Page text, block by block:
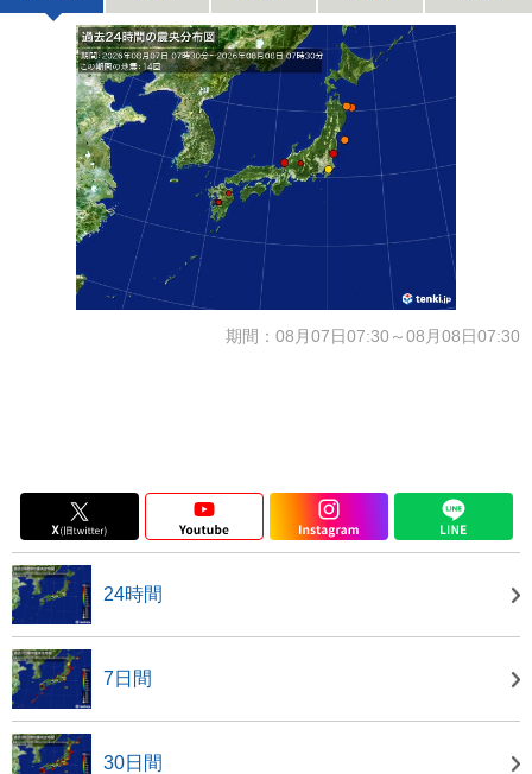
期間：08月07日07:30～08月08日07:30
24時間
7日間
30日間